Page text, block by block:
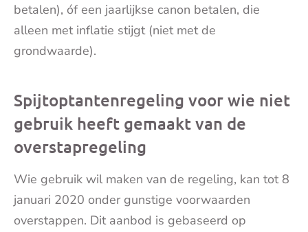
betalen), óf een jaarlijkse canon betalen, die
alleen met inflatie stijgt (niet met de
grondwaarde).
Spijtoptantenregeling voor wie niet
gebruik heeft gemaakt van de
overstapregeling
Wie gebruik wil maken van de regeling, kan tot 8
januari 2020 onder gunstige voorwaarden
overstappen. Dit aanbod is gebaseerd op